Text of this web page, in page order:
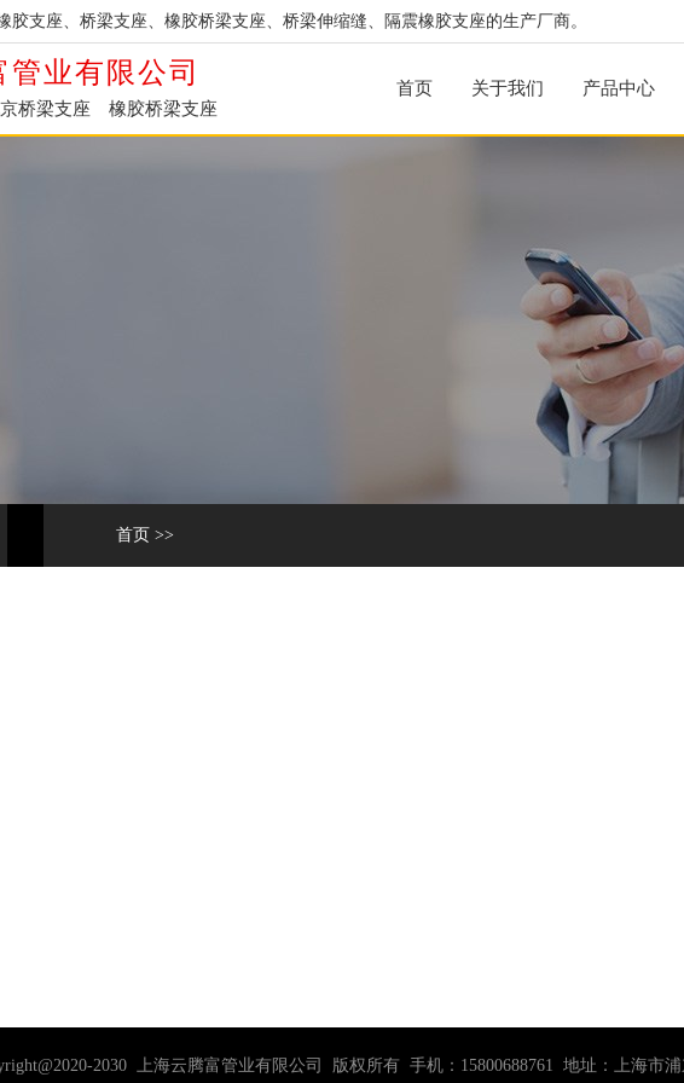
支座、桥梁支座、橡胶桥梁支座、桥梁伸缩缝、隔震橡胶支座的生产厂商。
管业有限公司
桥梁支座 橡胶桥梁支座
首页 关于我们 产品中心
首页 >>
2030 上海云腾富管业有限公司 版权所有 手机：15800688761 地址：上海市